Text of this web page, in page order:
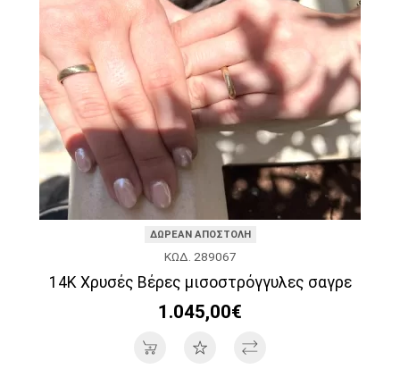
ΔΩΡΕΑΝ ΑΠΟΣΤΟΛΗ
ΚΩΔ. 289067
14K Χρυσές Βέρες μισοστρόγγυλες σαγρε
1.045,00€